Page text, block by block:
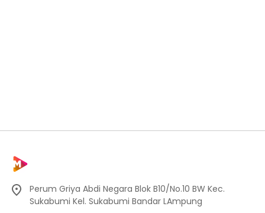
Perum Griya Abdi Negara Blok B10/No.10 BW Kec.
Sukabumi Kel. Sukabumi Bandar LAmpung